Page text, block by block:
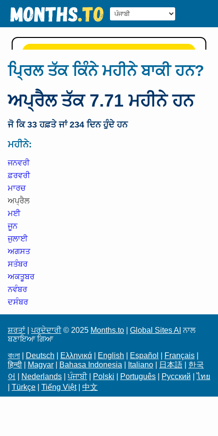
ਪ੍ਰਿਲ ਤੱਕ ਕਿੰਨੇ ਮਹੀਨੇ ਬਾਕੀ ਹਨ?
ਅਪ੍ਰੈਲ ਤੱਕ 7.71 ਮਹੀਨੇ ਹਨ
ਜੋ ਕਿ 33 ਹਫ਼ਤੇ ਜਾਂ 234 ਦਿਨ ਹੁੰਦੇ ਹਨ
ਮਹੀਨੇ:
ਜਨਵਰੀ
ਫ਼ਰਵਰੀ
ਮਾਰਚ
ਅਪ੍ਰੈਲ
ਮਈ
ਜੂਨ
ਜੁਲਾਈ
ਅਗਸਤ
ਸਤੰਬਰ
ਅਕਤੂਬਰ
ਨਵੰਬਰ
ਦਸੰਬਰ
ਸ਼ਰਤਾਂ |ਪਰਦੇਦਾਰੀ© 2025 Months.to Global Sites AI ਨਾਲ
ਬਣਾਇਆ ਗਿਆ
বাংলা
Deutsch Ελληνικά English Español Français
हिन्दी
Magyar Bahasa Indonesia Italiano 日本語
한국
어
Nederlands |ਪੰਜਾਬੀ| Polski Português Русский |ไทย
Türkçe Tiếng Việt| 中文